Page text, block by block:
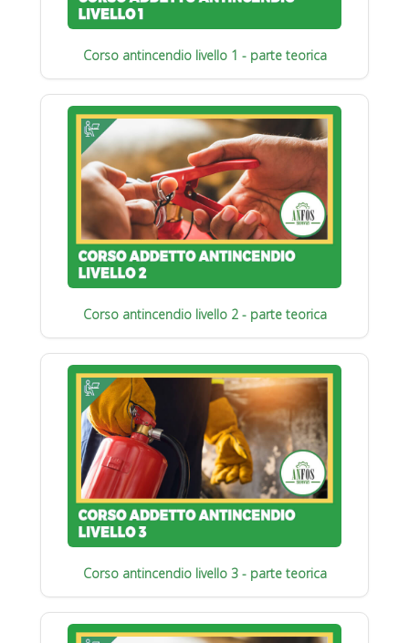
Corso antincendio livello 1 - parte teorica
Corso antincendio livello 2 - parte teorica
Corso antincendio livello 3 - parte teorica